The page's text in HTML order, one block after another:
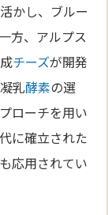
かし、ブルー
方、アルプス
チーズが開発
乳酵素の選
ローチを用い
に確立された
応用されてい